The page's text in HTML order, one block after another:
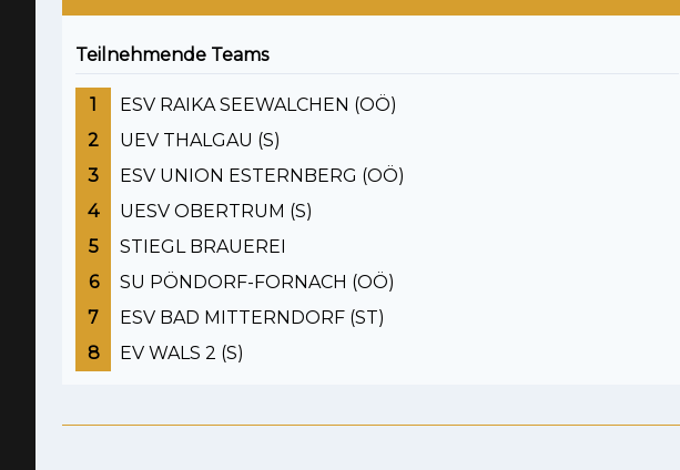
Teilnehmende Teams
1
ESV RAIKA SEEWALCHEN (OÖ)
2
UEV THALGAU (S)
3
ESV UNION ESTERNBERG (OÖ)
4
UESV OBERTRUM (S)
5
STIEGL BRAUEREI
6
SU PÖNDORF-FORNACH (OÖ)
7
ESV BAD MITTERNDORF (ST)
8
EV WALS 2 (S)